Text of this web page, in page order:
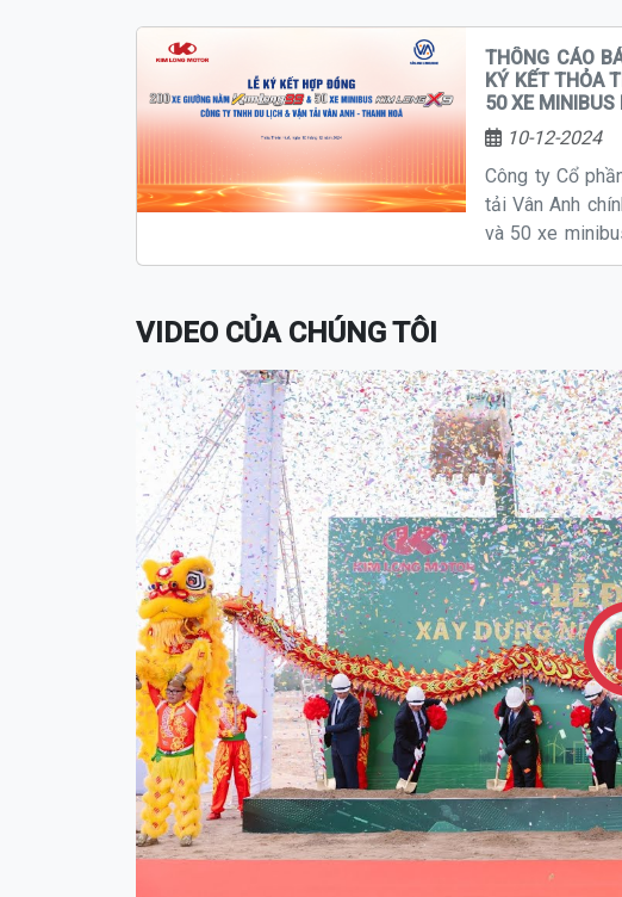
THÔNG CÁO
KÝ KẾT THỎA
50 XE MINIBUS
10-12-2024
Công ty Cổ
tải Vân Anh
và 50 xe
KIM LONG
VIDEO CỦA CHÚNG TÔI